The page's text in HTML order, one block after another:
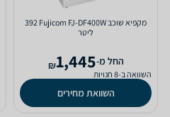
מקפיא ‏שוכב Fujicom FJ-DF400W ‏392
‏ליטר
‫החל מ-1,445
₪
השוואה ב-8 חנויות
השוואת מחירים